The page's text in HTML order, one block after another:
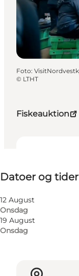
Fiskeauktion
Datoer og tider
12 August
Onsdag
19 August
Onsdag
Besøg
Foto:
© LTHT